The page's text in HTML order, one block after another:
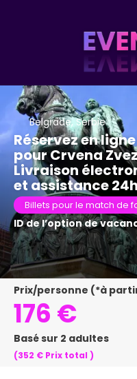
Belgrade, Serbie
Réservez en
pour Crvena
Livraison
et assistance
Billets pour le match de
ID de l’option de
Prix/personne (*à
176 €
Basé sur 2 adultes
(352 € Prix ​​total )